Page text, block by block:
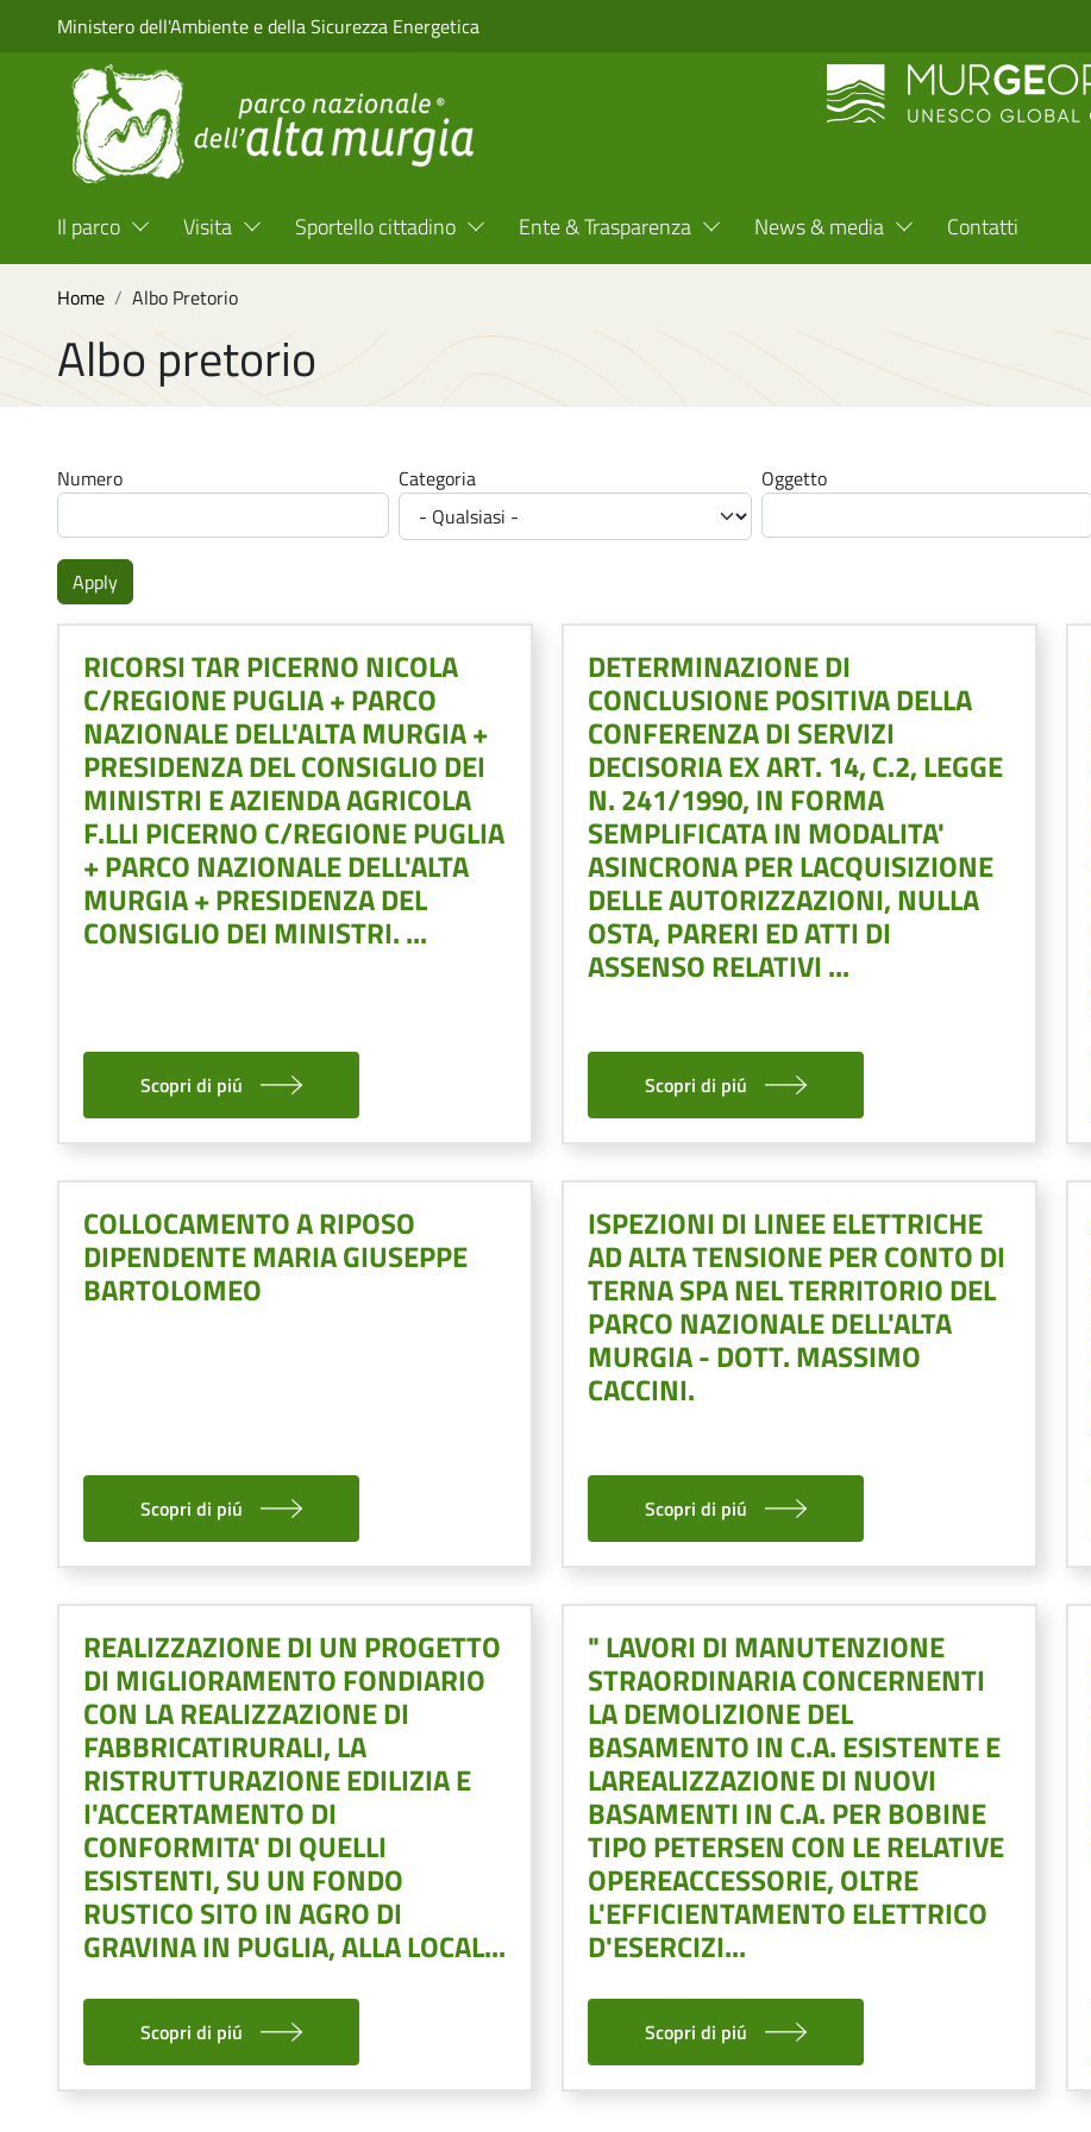
Salta al contenuto principale
Ministero dell'Ambiente e della Sicurezza Energetica
Menu Top Header
Il parco Visita Sportello cittadino Ente & Trasparenza News & media Contatti
Home Albo Pretorio
Albo pretorio
Numero Categoria Oggetto
RICORSI TAR PICERNO NICOLA
C/REGIONE PUGLIA + PARCO
NAZIONALE DELL'ALTA MURGIA +
PRESIDENZA DEL CONSIGLIO DEI
MINISTRI E AZIENDA AGRICOLA
F.LLI PICERNO C/REGIONE PUGLIA
+ PARCO NAZIONALE DELL'ALTA
MURGIA + PRESIDENZA DEL
CONSIGLIO DEI MINISTRI. ...
Scopri di piú
DETERMINAZIONE DI
CONCLUSIONE POSITIVA DELLA
CONFERENZA DI SERVIZI
DECISORIA EX ART. 14, C.2, LEGGE
N. 241/1990, IN FORMA
SEMPLIFICATA IN MODALITA'
ASINCRONA PER LACQUISIZIONE
DELLE AUTORIZZAZIONI, NULLA
OSTA, PARERI ED ATTI DI
ASSENSO RELATIVI ...
Scopri di piú
COLLOCAMENTO A RIPOSO
DIPENDENTE MARIA GIUSEPPE
BARTOLOMEO
Scopri di piú
ISPEZIONI DI LINEE ELETTRICHE
AD ALTA TENSIONE PER CONTO DI
TERNA SPA NEL TERRITORIO DEL
PARCO NAZIONALE DELL'ALTA
MURGIA - DOTT. MASSIMO
CACCINI.
Scopri di piú
REALIZZAZIONE DI UN PROGETTO
DI MIGLIORAMENTO FONDIARIO
CON LA REALIZZAZIONE DI
FABBRICATIRURALI, LA
RISTRUTTURAZIONE EDILIZIA E
I'ACCERTAMENTO DI
CONFORMITA' DI QUELLI
ESISTENTI, SU UN FONDO
RUSTICO SITO IN AGRO DI
GRAVINA IN PUGLIA, ALLA LOCAL...
Scopri di piú
" LAVORI DI MANUTENZIONE
STRAORDINARIA CONCERNENTI
LA DEMOLIZIONE DEL
BASAMENTO IN C.A. ESISTENTE E
LAREALIZZAZIONE DI NUOVI
BASAMENTI IN C.A. PER BOBINE
TIPO PETERSEN CON LE RELATIVE
OPEREACCESSORIE, OLTRE
L'EFFICIENTAMENTO ELETTRICO
D'ESERCIZI...
Scopri di piú